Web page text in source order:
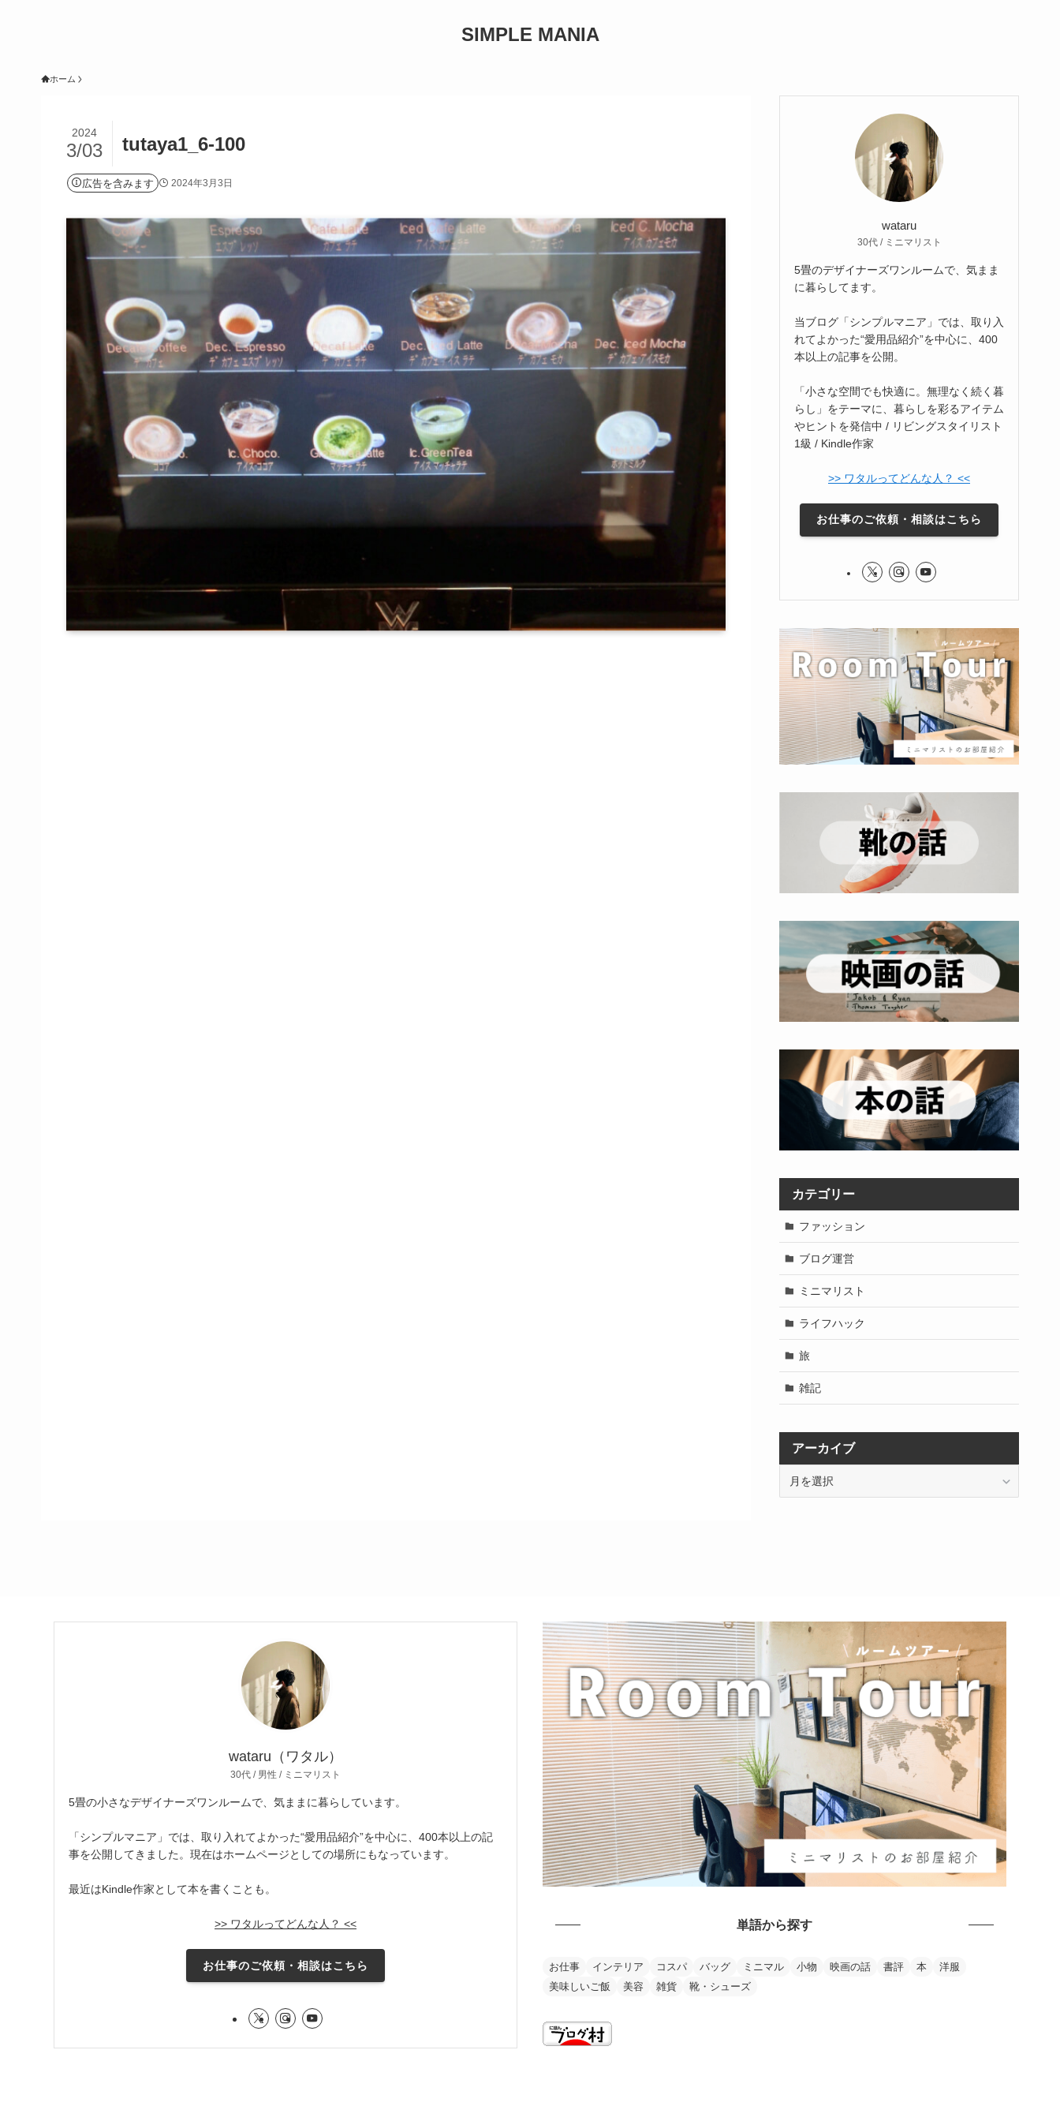
SIMPLE MANIA
ホーム
tutaya1_6-100
2024
3/03
広告を含みます 2024年3月3日
wataru
30代 / ミニマリスト
5畳のデザイナーズワンルームで、気まま
に暮らしてます。
当ブログ「シンプルマニア」では、取り入
れてよかった“愛用品紹介”を中心に、400
本以上の記事を公開。
「小さな空間でも快適に。無理なく続く暮
らし」をテーマに、暮らしを彩るアイテム
やヒントを発信中 / リビングスタイリスト
1級 / Kindle作家
>> ワタルってどんな人？ <<
お仕事のご依頼・相談はこちら
カテゴリー
ファッション
ブログ運営
ミニマリスト
ライフハック
旅
雑記
アーカイブ
wataru（ワタル）
30代 / 男性 / ミニマリスト
5畳の小さなデザイナーズワンルームで、気ままに暮らしています。
「シンプルマニア」では、取り入れてよかった“愛用品紹介”を中心に、400本以上の記
事を公開してきました。現在はホームページとしての場所にもなっています。
最近はKindle作家として本を書くことも。
>> ワタルってどんな人？ <<
お仕事のご依頼・相談はこちら
単語から探す
お仕事 インテリア コスパ バッグ ミニマル 小物 映画の話 書評 本
洋服
美味しいご飯
美容 雑貨 靴・シューズ